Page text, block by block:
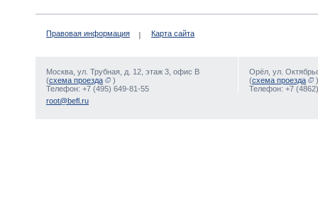
Правовая информация Карта сайта
Москва, ул. Трубная, д. 12, этаж 3, офис В
(схема проезда
)
Телефон: +7 (495) 649-81-55
Орёл, ул.
(схема проезда
)
Телефон: +7
root@befl.ru